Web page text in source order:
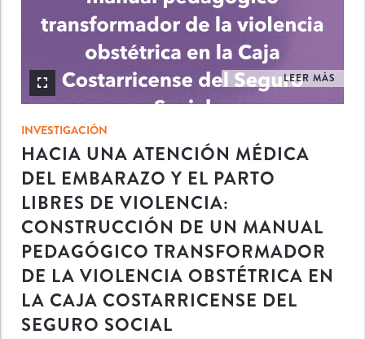
LEER MÁS
INVESTIGACIÓN
HACIA UNA ATENCIÓN MÉDICA
DEL EMBARAZO Y EL PARTO
LIBRES DE VIOLENCIA:
CONSTRUCCIÓN DE UN MANUAL
PEDAGÓGICO TRANSFORMADOR
DE LA VIOLENCIA OBSTÉTRICA EN
LA CAJA COSTARRICENSE DEL
SEGURO SOCIAL